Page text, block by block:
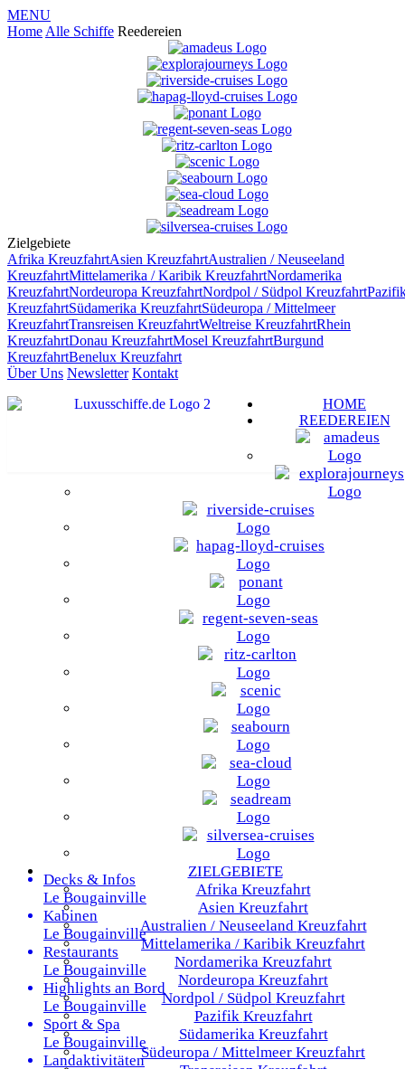
MENU
Home Alle Schiffe Reedereien
Zielgebiete
Afrika KreuzfahrtAsien KreuzfahrtAustralien / Neuseeland
KreuzfahrtMittelamerika / Karibik KreuzfahrtNordamerika
KreuzfahrtNordeuropa KreuzfahrtNordpol / Südpol Kreuzfahrt
KreuzfahrtSüdamerika KreuzfahrtSüdeuropa / Mittelmeer
KreuzfahrtTransreisen KreuzfahrtWeltreise KreuzfahrtRhein
KreuzfahrtDonau KreuzfahrtMosel KreuzfahrtBurgund
KreuzfahrtBenelux Kreuzfahrt
Über Uns Newsletter Kontakt
HOME
REEDEREIEN
ZIELGEBIETE
Afrika Kreuzfahrt
Asien Kreuzfahrt
Australien / Neuseeland Kreuzfahrt
Mittelamerika / Karibik Kreuzfahrt
Nordamerika Kreuzfahrt
Nordeuropa Kreuzfahrt
Nordpol / Südpol Kreuzfahrt
Pazifik Kreuzfahrt
Südamerika Kreuzfahrt
Südeuropa / Mittelmeer Kreuzfahrt
Decks & Infos
Le Bougainville
Kabinen
Le Bougainville
Restaurants
Le Bougainville
Highlights an Bord
Le Bougainville
Sport & Spa
Le Bougainville
Landaktivitäten